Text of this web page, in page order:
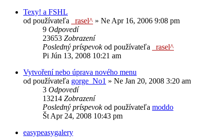
Texy! a FSHL
od používateľa
_rasel^ » Ne Apr 16, 2006 9:08 pm
9 Odpovedí
23653 Zobrazení
Posledný príspevokod používateľa
_rasel^
Pi Jún 13, 2008 10:21 am
Vytvoření nebo úprava nového menu
od používateľa gorge_No1 » Ne Jan 20, 2008 3:20 am
3 Odpovedí
13214 Zobrazení
Posledný príspevokod používateľa moddo
Št Apr 24, 2008 10:43 pm
easypeasygalery